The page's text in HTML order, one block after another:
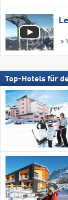
Top-Hotels für